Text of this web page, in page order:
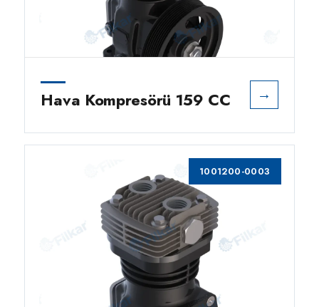
Hava Kompresörü 159 CC →
1001200-0003